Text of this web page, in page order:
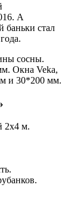
А
баньки стал
сосны.
Окна Veka,
и 30*200 мм.
2х4 м.